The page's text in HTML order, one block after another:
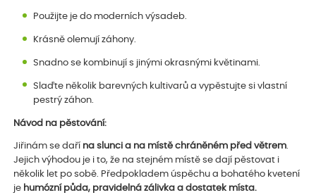
Použijte je do moderních výsadeb.
Krásně olemují záhony.
Snadno se kombinují s jinými okrasnými květinami.
Slaďte několik barevných kultivarů a vypěstujte si vlastní
pestrý záhon.
Návod na pěstování:
Jiřinám se daří na slunci a na místě chráněném před větrem.
Jejich výhodou je i to, že na stejném místě se dají pěstovat i
několik let po sobě. Předpokladem úspěchu a bohatého kvetení
je humózní půda, pravidelná zálivka a dostatek místa.